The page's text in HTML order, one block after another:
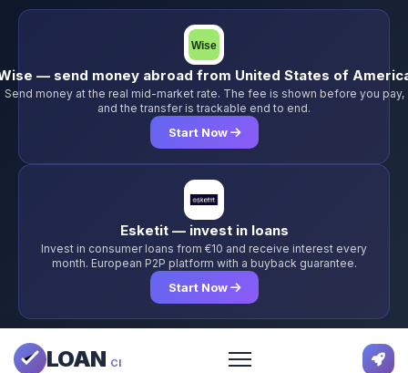
— send money abroad from United States of
Send money at the real mid-market rate. The fee is shown before you pay,
and the transfer is trackable end to end.
Start Now
Esketit — invest in loans
Invest in consumer loans from €10 and receive interest every
month. European P2P platform with a buyback guarantee.
Start Now
LOAN CI